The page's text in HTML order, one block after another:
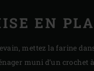
EN
mettez la farine
muni d’un crochet